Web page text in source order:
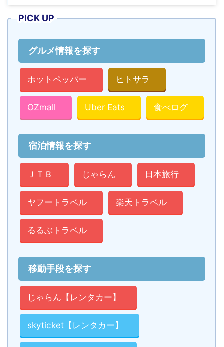
PICK UP
グルメ情報を探す
ホットペッパー ヒトサラ
OZmall Uber Eats 食べログ
宿泊情報を探す
ＪＴＢ じゃらん 日本旅行
ヤフートラベル 楽天トラベル
るるぶトラベル
移動手段を探す
じゃらん【レンタカー】
skyticket【レンタカー】